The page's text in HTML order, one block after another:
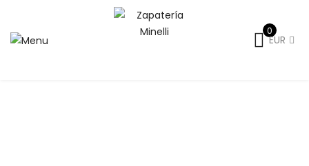
0
EUR